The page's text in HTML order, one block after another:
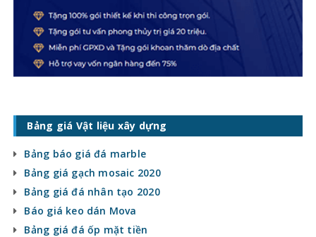
Bảng giá Vật liệu xây dựng
Bảng báo giá đá marble
Bảng giá gạch mosaic 2020
Bảng giá đá nhân tạo 2020
Báo giá keo dán Mova
Bảng giá đá ốp mặt tiền